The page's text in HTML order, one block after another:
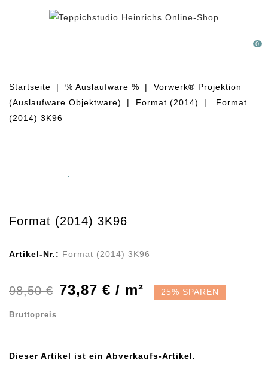
0
Startseite % Auslaufware %
Vorwerk® Projektion
(Auslaufware Objektware)
Format (2014)
Format
(2014) 3K96
Format (2014) 3K96
Artikel-Nr.: Format (2014) 3K96
98,50 € 73,87 € / m² 25% SPAREN
Bruttopreis
Dieser Artikel ist ein Abverkaufs-Artikel.